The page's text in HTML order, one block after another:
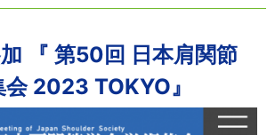
『 第50回 日本肩関節
2023 TOKYO』